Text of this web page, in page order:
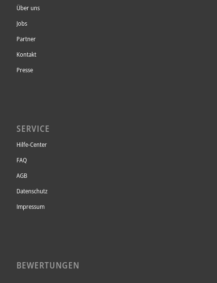
Über uns
Jobs
Partner
Kontakt
Presse
SERVICE
Hilfe-Center
FAQ
AGB
Datenschutz
Impressum
BEWERTUNGEN